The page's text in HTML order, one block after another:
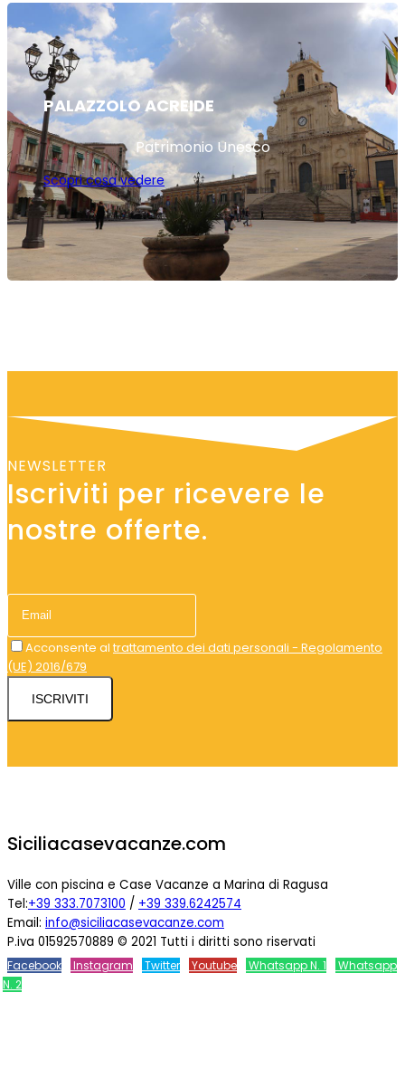
PALAZZOLO ACREIDE
Patrimonio Unesco
Scopri cosa vedere
NEWSLETTER
Iscriviti per ricevere le
nostre offerte.
Acconsente al trattamento dei dati personali - Regolamento
(UE) 2016/679
ISCRIVITI
Siciliacasevacanze.com
Ville con piscina e Case Vacanze a Marina di Ragusa
Tel:+39 333.7073100 / +39 339.6242574
Email: info@siciliacasevacanze.com
P.iva 01592570889 © 2021 Tutti i diritti sono riservati
Facebook Instagram Twitter Youtube Whatsapp N. 1
Whatsapp
N. 2